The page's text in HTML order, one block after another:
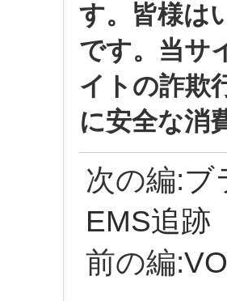
す。皆様は
です。当サ
イトの詐欺
に安全な消
次の編:ブ
EMS追跡
前の編: